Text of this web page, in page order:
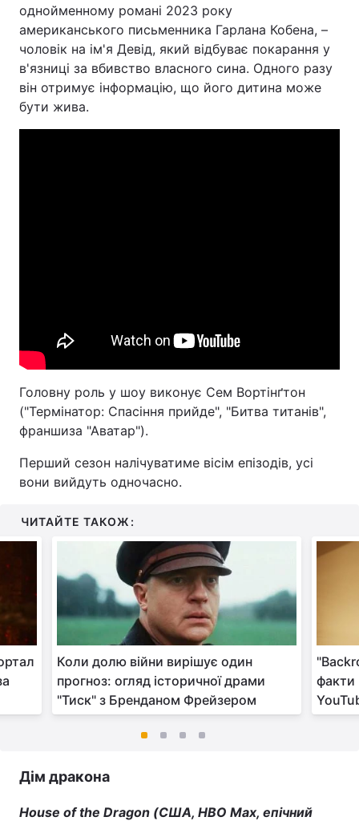
однойменному романі 2023 року
американського письменника Гарлана Кобена, –
чоловік на ім'я Девід, який відбуває покарання у
в'язниці за вбивство власного сина. Одного разу
він отримує інформацію, що його дитина може
бути жива.
Головну роль у шоу виконує Сем Вортінґтон
("Термінатор: Спасіння прийде", "Битва титанів",
франшиза "Аватар").
Перший сезон налічуватиме вісім епізодів, усі
вони вийдуть одночасно.
ЧИТАЙТЕ ТАКОЖ:
Коли долю війни вирішує один
прогноз: огляд історичної драми
"Тиск" з Бренданом Фрейзером
факти
Дім дракона
House of the Dragon (США, HBO Max, епічний